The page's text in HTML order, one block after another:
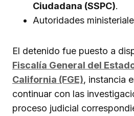
Ciudadana (SSPC).
Autoridades
El detenido fue puesto a
Fiscalía General del
California (FGE), instancia
continuar con las
proceso judicial